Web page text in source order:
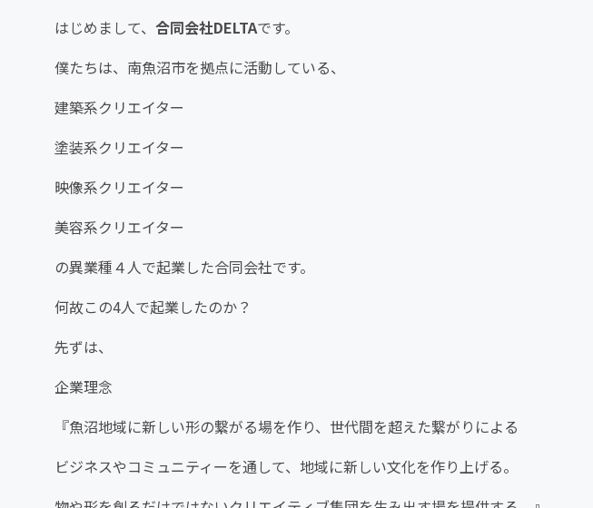
はじめまして、 合同会社DELTAです。
僕たちは、南魚沼市を拠点に活動している、
建築系クリエイター
塗装系クリエイター
映像系クリエイター
美容系クリエイター
の異業種４人で起業した合同会社です。
何故この4人で起業したのか？
先ずは、
企業理念
『魚沼地域に新しい形の繋がる場を作り、世代間を超えた繋がりによる
ビジネスやコミュニティーを通して、地域に新しい文化を作り上げる。